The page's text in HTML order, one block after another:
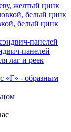
желтый цинк
белый цинк
панелей
лаг и реек
«Г» - образным